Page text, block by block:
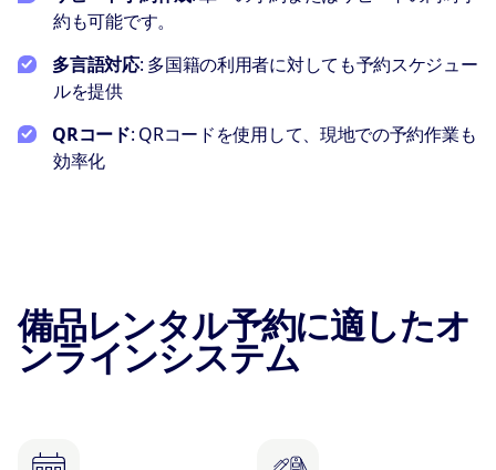
約も可能です。
多言語対応: 多国籍の利用者に対しても予約スケジュー
ルを提供
QRコード: QRコードを使用して、現地での予約作業も
効率化
備品レンタル予約に適したオ
ンラインシステム